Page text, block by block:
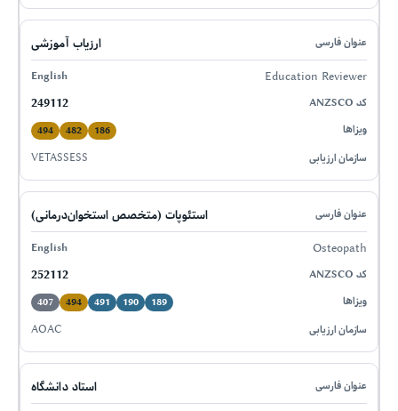
ارزیاب آموزشی
Education Reviewer
249112
186
482
494
VETASSESS
استئوپات (متخصص استخوان‌درمانی)
Osteopath
252112
189
190
491
494
407
AOAC
استاد دانشگاه